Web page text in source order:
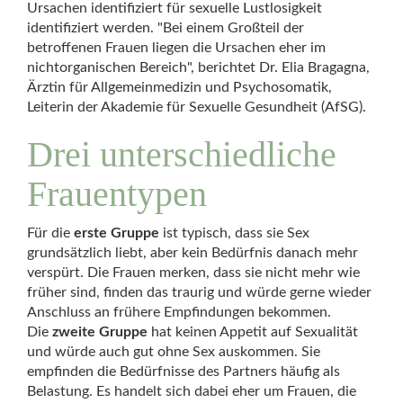
Ursachen identifiziert für sexuelle Lustlosigkeit
identifiziert werden. "Bei einem Großteil der
betroffenen Frauen liegen die Ursachen eher im
nichtorganischen Bereich", berichtet Dr. Elia Bragagna,
Ärztin für Allgemeinmedizin und Psychosomatik,
Leiterin der Akademie für Sexuelle Gesundheit (AfSG).
Drei unterschiedliche
Frauentypen
Für die erste Gruppe ist typisch, dass sie Sex
grundsätzlich liebt, aber kein Bedürfnis danach mehr
verspürt. Die Frauen merken, dass sie nicht mehr wie
früher sind, finden das traurig und würde gerne wieder
Anschluss an frühere Empfindungen bekommen.
Die zweite Gruppe hat keinen Appetit auf Sexualität
und würde auch gut ohne Sex auskommen. Sie
empfinden die Bedürfnisse des Partners häufig als
Belastung. Es handelt sich dabei eher um Frauen, die